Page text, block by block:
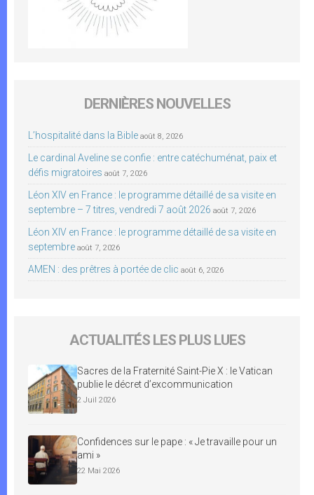
DERNIÈRES NOUVELLES
L’hospitalité dans la Bible août 8, 2026
Le cardinal Aveline se confie : entre catéchuménat, paix et
défis migratoires août 7, 2026
Léon XIV en France : le programme détaillé de sa visite en
septembre – 7 titres, vendredi 7 août 2026 août 7, 2026
Léon XIV en France : le programme détaillé de sa visite en
septembre août 7, 2026
AMEN : des prêtres à portée de clic août 6, 2026
ACTUALITÉS LES PLUS LUES
Sacres de la Fraternité Saint-Pie X : le Vatican
publie le décret d’excommunication
2 Juil 2026
Confidences sur le pape : « Je travaille pour un
ami »
22 Mai 2026